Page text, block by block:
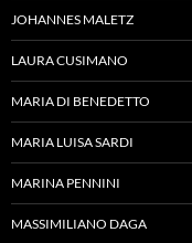
JOHANNES MALETZ
LAURA CUSIMANO
MARIA DI BENEDETTO
MARIA LUISA SARDI
MARINA PENNINI
MASSIMILIANO DAGA